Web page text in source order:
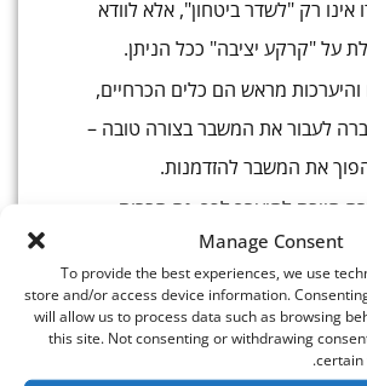
Manage Consent
To provide the best experiences, we use
store and/or access device information.
will allow us to process data such as browsing
this site. Not consenting or withdrawing
certain
רק "לשדר ביטחון", אלא לוודא
על "קרקע יציבה" ככל הניתן.
והיערכות מראש הם כלים הכרחיים,
לעבור את המשבר בצורה טובה –
את המשבר להזדמנות.
חייבת להיערך לכך. גם חברות
לתוצאות דומות לאלו של חברות
קבלת שירותי ניהול כספים חיצוני